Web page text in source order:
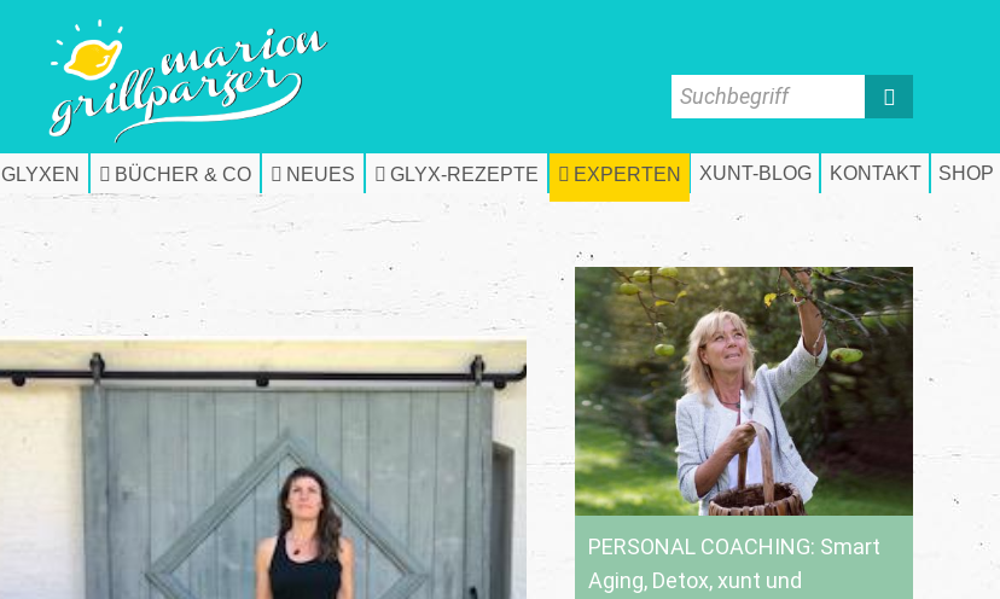
GLYXEN BÜCHER & CO NEUES GLYX-REZEPTE EXPERTEN XUNT-BLOG KONTAKT SHOP
Suchbegriff
PERSONAL COACHING: Smart
Aging, Detox, xunt und